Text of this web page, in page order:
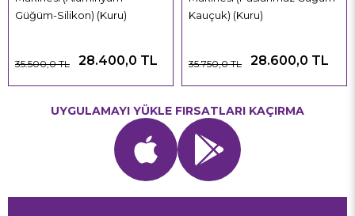
Güğüm-Silikon) (Kuru)
28.400,0 TL
35.500,0 TL
Kauçuk) (Kuru)
28.600,0 TL
35.750,0 TL
UYGULAMAYI YÜKLE FIRSATLARI KAÇIRMA